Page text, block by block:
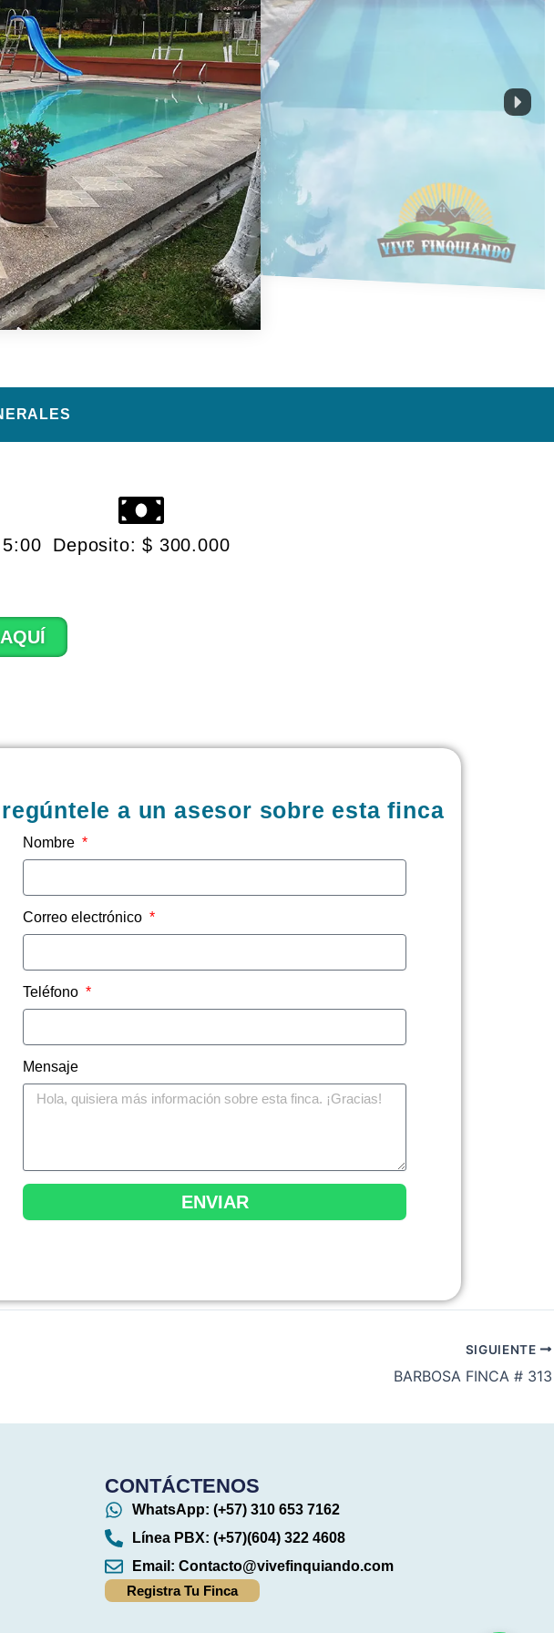
Deposito: $ 300.000
a un asesor sobre esta finca
Nombre
Correo electrónico
Teléfono
Mensaje
ENVIAR
SIGUIENTE
BARBOSA FINCA # 313
CONTÁCTENOS
WhatsApp: (+57) 310 653 7162
Línea PBX: (+57)(604) 322 4608
Email:Contacto@vivefinquiando.com
Registra Tu Finca